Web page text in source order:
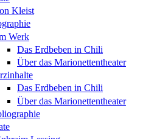
Kleist
Werk
Das Erdbeben in Chili
Über das Marionettentheater
Das Erdbeben in Chili
Über das Marionettentheater